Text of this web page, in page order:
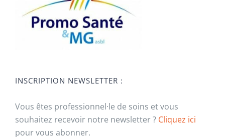
INSCRIPTION NEWSLETTER :
Vous êtes professionnel·le de soins et vous
souhaitez recevoir notre newsletter ? Cliquez ici
pour vous abonner.